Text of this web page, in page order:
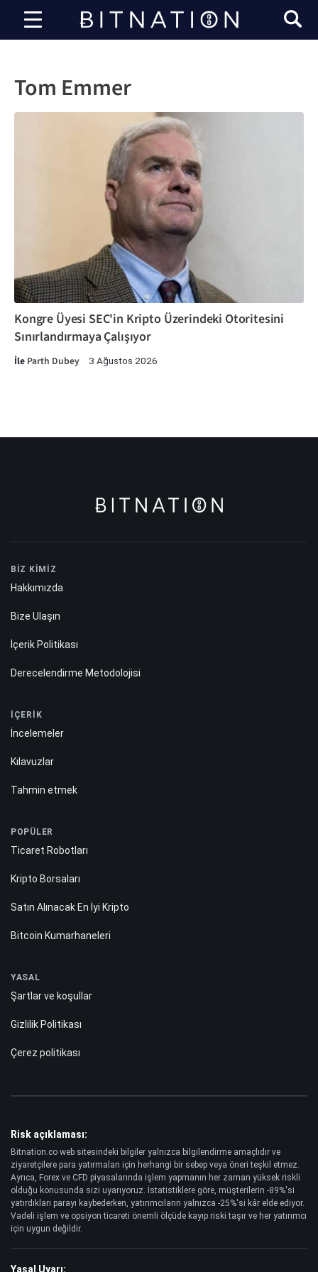
bitnasyon
Tom Emmer
Kongre Üyesi SEC'in Kripto Üzerindeki Otoritesini
Sınırlandırmaya Çalışıyor
İle Parth Dubey 3 Ağustos 2026
BİZ KİMİZ
Hakkımızda
Bize Ulaşın
İçerik Politikası
Derecelendirme Metodolojisi
İÇERİK
İncelemeler
Kılavuzlar
Tahmin etmek
POPÜLER
Ticaret Robotları
Kripto Borsaları
Satın Alınacak En İyi Kripto
Bitcoin Kumarhaneleri
YASAL
Şartlar ve koşullar
Gizlilik Politikası
Çerez politikası
Risk açıklaması:
Bitnation.co web sitesindeki bilgiler yalnızca bilgilendirme amaçlıdır ve
ziyaretçilere para yatırmaları için herhangi bir sebep veya öneri teşkil etmez.
Ayrıca, Forex ve CFD piyasalarında işlem yapmanın her zaman yüksek riskli
olduğu konusunda sizi uyarıyoruz. İstatistiklere göre, müşterilerin -89%'si
yatırdıkları parayı kaybederken, yatırımcıların yalnızca -25%'si kâr elde ediyor.
Vadeli işlem ve opsiyon ticareti önemli ölçüde kayıp riski taşır ve her yatırımcı
için uygun değildir.
Yasal Uyarı: